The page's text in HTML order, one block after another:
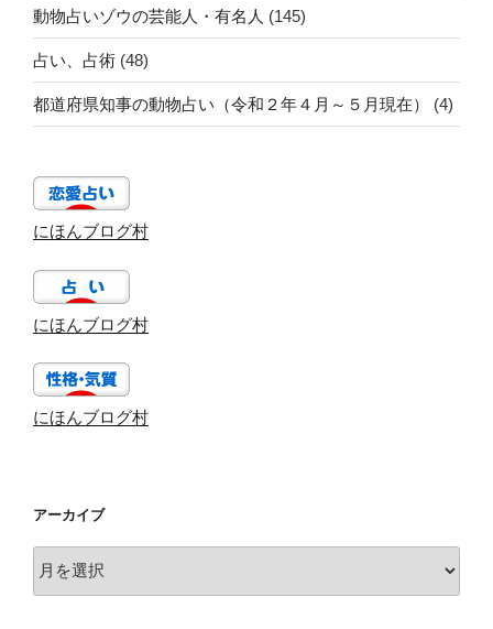
動物占いゾウの芸能人・有名人 (145)
占い、占術 (48)
都道府県知事の動物占い（令和２年４月～５月現在） (4)
にほんブログ村
にほんブログ村
にほんブログ村
アーカイブ
ー